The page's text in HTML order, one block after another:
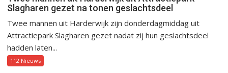
Slagharen gezet na tonen geslachtsdeel
Twee mannen uit Harderwijk zijn donderdagmiddag uit
Attractiepark Slagharen gezet nadat zij hun geslachtsdeel
hadden laten...
112 Nieuws